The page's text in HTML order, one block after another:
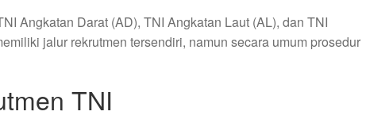
Angkatan Darat (AD), TNI Angkatan Laut (AL), dan TNI
jalur rekrutmen tersendiri, namun secara umum prosedur
TNI